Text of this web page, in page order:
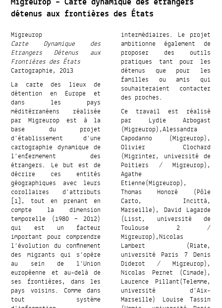
détenus aux frontières des États
Migreurop
Carte Dynamique des
Etrangers Détenus aux
Frontières des États
Cartographie, 2013
La carte des lieux de
détention en Europe et
dans les pays
méditérranéens réalisée
par Migreurop est à la
base du projet
d’établissement d’une
cartographie dynamique de
l’enfermement des
étrangers. Le but est de
décrire ces entités
géographiques avec leurs
corollaires d’attributs
[1], tout en prenant en
compte la dimension
temporelle (1980 – 2012)
qui est un facteur
important pour comprendre
l’évolution du confinement
des migrants qui s’opère
au sein de l’Union
européenne et au-delà de
ses frontières, dans les
pays voisins. Comme dans
tout système
intermédiaires. Le projet
ambitionne également de
proposer des outils
pratiques tant pour les
détenus que pour les
familles ou amis qui
souhaiteraient contacter
des proches.
Ce travail est réalisé
par Lydie Arbogast
(Migreurop),Alessandra
Capodanno (Migreurop),
Olivier Clochard
(Migrinter, université de
Poitiers / Migreurop),
Agathe
Etienne(Migreurop),
Thomas Honoré (Pôle
Carto, Incittà,
Marseille), David Lagarde
(Lisst, université de
Toulouse 2 /
Migreurop),Nicolas
Lambert (Riate,
université Paris 7 Denis
Diderot / Migreurop),
Nicolas Pernet (Cimade),
Laurence Pillant(Telemme,
université d’Aix-
Marseille) Louise Tassin